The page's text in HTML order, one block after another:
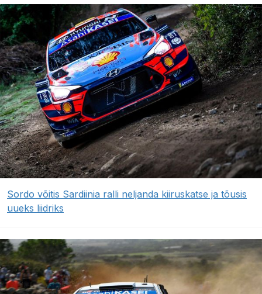
Sordo võitis Sardiinia ralli neljanda kiiruskatse ja tõusis
uueks liidriks